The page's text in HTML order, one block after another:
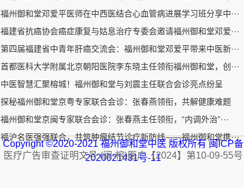
福州御和堂邓爱平医师在中西医结合心血管病进展学习班分享中···
福建省抗癌协会癌症康复与姑息治疗专委会邀请福州御和堂邓爱···
第四届福建省中青年肝癌交流会：福州御和堂邓爱平带来中医新···
首都医科大学附属北京朝阳医院李东晓主任领衔福州御和堂，创···
中医智慧汇聚榕城！福州御和堂与刘震主任联合会诊亮点纷呈
探秘福州御和堂京粤专家联合会诊：张春燕领衔，共解健康难题
福州御和堂京闽专家联合会诊：张春燕主任领衔，“内调外治”···
福沪名医强强联合，共筑肿瘤结节诊疗新防线——福州御和堂携···
Copyright ©2020-2021 福州御和堂中医 版权所有闽ICP备
2020021431号-11
医疗广告审查证明文号:(闽-榕)医广【2024】第10-09-55号